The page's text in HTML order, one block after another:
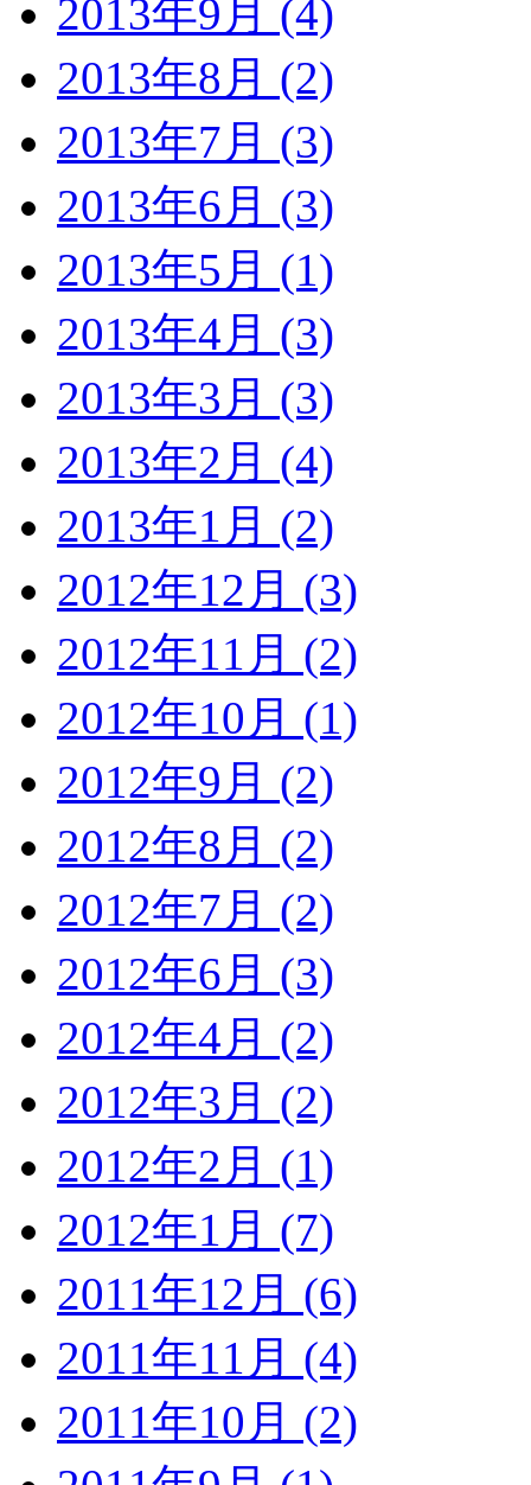
2013年9月 (4)
2013年8月 (2)
2013年7月 (3)
2013年6月 (3)
2013年5月 (1)
2013年4月 (3)
2013年3月 (3)
2013年2月 (4)
2013年1月 (2)
2012年12月 (3)
2012年11月 (2)
2012年10月 (1)
2012年9月 (2)
2012年8月 (2)
2012年7月 (2)
2012年6月 (3)
2012年4月 (2)
2012年3月 (2)
2012年2月 (1)
2012年1月 (7)
2011年12月 (6)
2011年11月 (4)
2011年10月 (2)